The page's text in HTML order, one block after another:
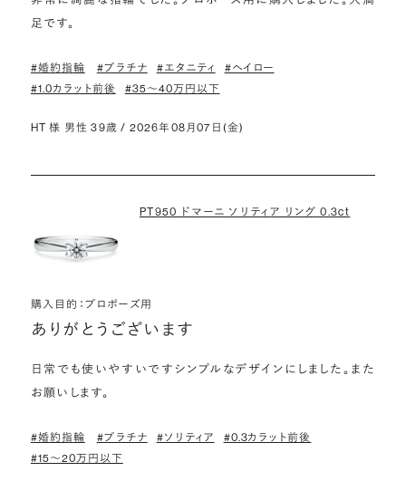
足です。
#婚約指輪 #プラチナ #エタニティ
#ヘイロー
#1.0カラット前後
#35〜40万円以下
HT 様 男性 39歳 / 2026年08月07日(金)
PT950 ドマーニ ソリティア リング 0.3ct
購入目的：プロポーズ用
ありがとうございます
日常でも使いやすいですシンプルなデザインにしました。また
お願いします。
#婚約指輪 #プラチナ #ソリティア
#0.3カラット前後
#15〜20万円以下